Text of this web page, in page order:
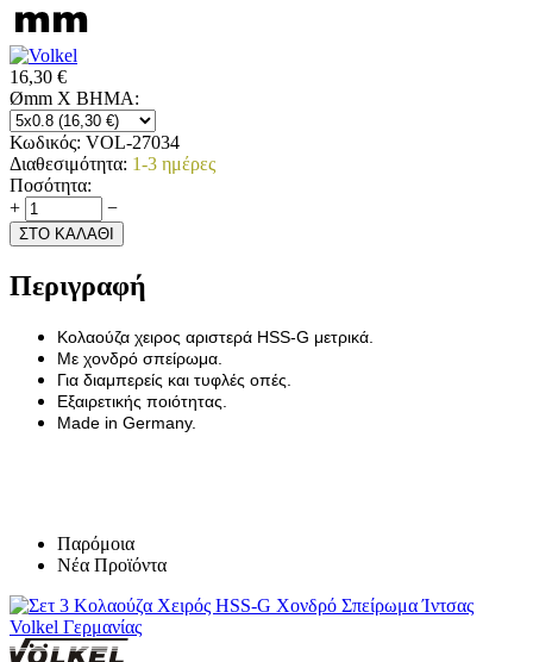
16,30 €
Ømm X ΒΗΜΑ:
Κωδικός: VOL-27034
Διαθεσιμότητα: 1-3 ημέρες
Ποσότητα:
+
−
ΣΤΟ ΚΑΛΑΘΙ
Περιγραφή
Κολαούζα χειρος αριστερά HSS-G μετρικά.
Με χονδρό σπείρωμα.
Για διαμπερείς και τυφλές οπές.
Εξαιρετικής ποιότητας.
Made in Germany.
Παρόμοια
Νέα Προϊόντα